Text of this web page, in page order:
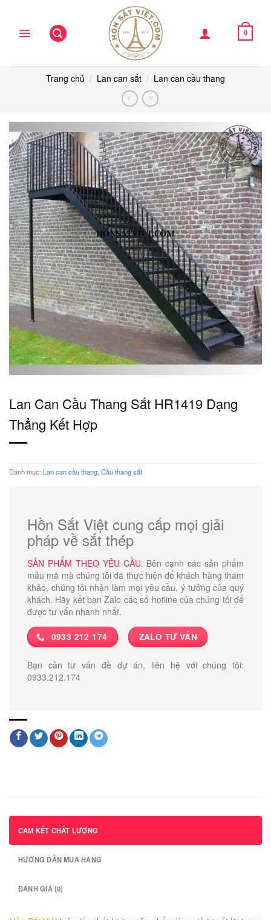
content
0
Trang chủ / Lan can sắt / Lan can cầu thang
Lan Can Cầu Thang Sắt HR1419 Dạng
Thẳng Kết Hợp
Danh mục: Lan can cầu thang Cầu thang sắt
Hồn Sắt Việt cung cấp mọi giải
pháp về sắt thép
SẢN PHẨM THEO YÊU CẦU. Bên cạnh các sản phẩm
mẫu mã mà chúng tôi đã thực hiện để khách hàng tham
khảo, chúng tôi nhận làm mọi yêu cầu, ý tưởng của quý
khách. Hãy kết bạn Zalo các số hotline của chúng tôi để
được tư vấn nhanh nhất.
0933 212 174 ZALO TƯ VẤN
Bạn cần tư vấn đề dự án, liên hệ với chúng tôi:
0933.212.174
CAM KẾT CHẤT LƯỢNG
HƯỚNG DẪN MUA HÀNG
ĐÁNH GIÁ (0)